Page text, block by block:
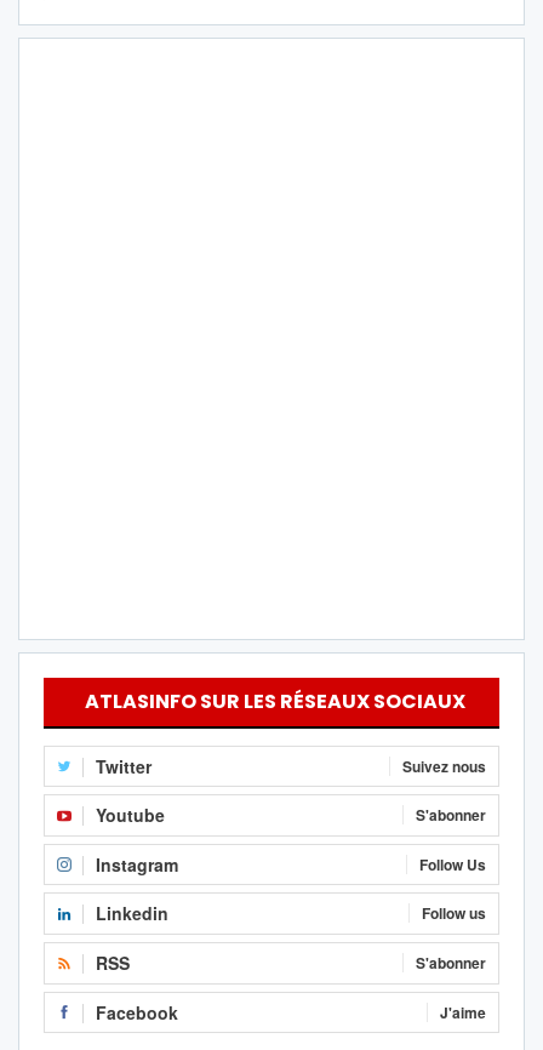
ATLASINFO SUR LES RÉSEAUX SOCIAUX
Twitter Suivez nous
Youtube S'abonner
Instagram Follow Us
Linkedin Follow us
RSS S'abonner
Facebook J'aime